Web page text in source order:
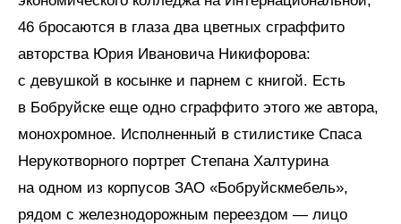
46 бросаются в глаза два цветных сграффито
авторства Юрия Ивановича Никифорова:
с девушкой в косынке и парнем с книгой. Есть
в Бобруйске еще одно сграффито этого же автора,
монохромное. Исполненный в стилистике Спаса
Нерукотворного портрет Степана Халтурина
на одном из корпусов ЗАО «Бобруйскмебель»,
рядом с железнодорожным переездом — лицо